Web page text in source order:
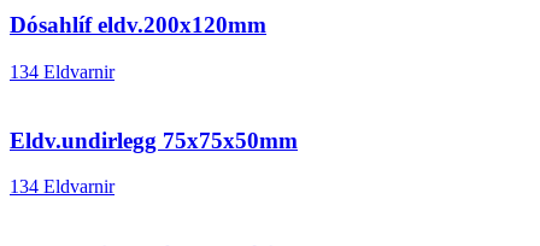
Dósahlíf eldv.200x120mm
134 Eldvarnir
Eldv.undirlegg 75x75x50mm
134 Eldvarnir